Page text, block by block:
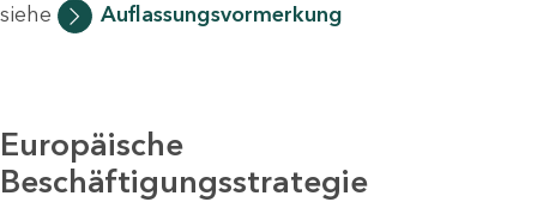
siehe Auflassungsvormerkung
Europäische
Beschäftigungsstrategie